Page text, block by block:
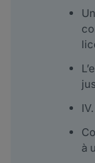
à